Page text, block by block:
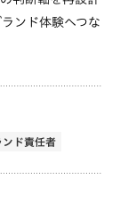
ンド体験へつな
ンド責任者